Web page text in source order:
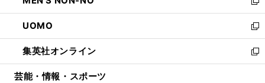
開
く
ウ
で
開
く
ン
ド
ウ
で
開
い
ウ
ィ
ン
ド
ウ
新
し
い
ウ
ィ
ン
UOMO
新
し
い
ウ
集英社オンライン
新
し
芸能・情報・スポーツ